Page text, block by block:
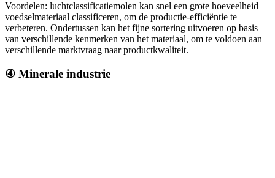
Voordelen: luchtclassificatiemolen kan snel een grote hoeveelheid
voedselmateriaal classificeren, om de productie-efficiëntie te
verbeteren. Ondertussen kan het fijne sortering uitvoeren op basis
van verschillende kenmerken van het materiaal, om te voldoen aan
verschillende marktvraag naar productkwaliteit.
④ Minerale industrie